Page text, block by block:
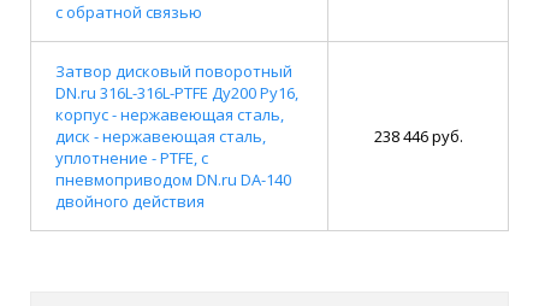
с обратной связью
Затвор дисковый поворотный
DN.ru 316L-316L-PTFE Ду200 Ру16,
корпус - нержавеющая сталь,
диск - нержавеющая сталь,
уплотнение - PTFE, с
пневмоприводом DN.ru DA-140
двойного действия
238 446 руб.